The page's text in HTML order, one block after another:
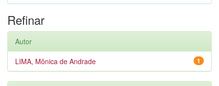
Refinar
Autor
1
LIMA, Mônica de Andrade